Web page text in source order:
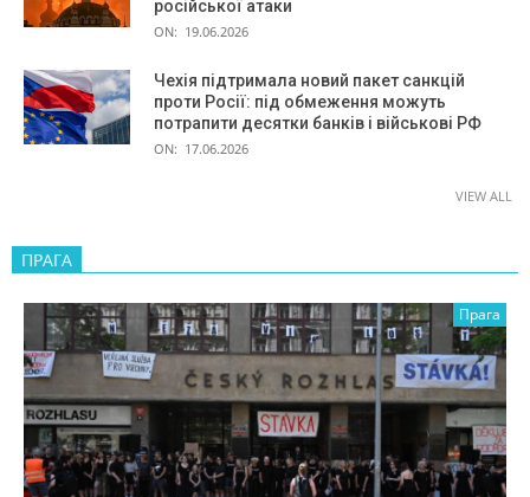
російської атаки
ON: 19.06.2026
Чехія підтримала новий пакет санкцій
проти Росії: під обмеження можуть
потрапити десятки банків і військові РФ
ON: 17.06.2026
VIEW ALL
ПРАГА
Прага